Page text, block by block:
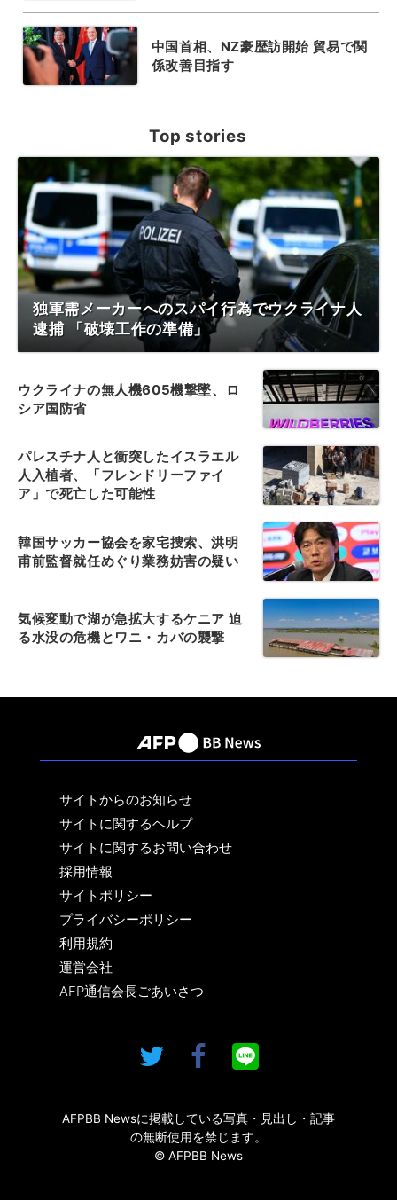
中国首相、NZ豪歴訪開始 貿易で関
係改善目指す
Top stories
独軍需メーカーへのスパイ行為でウクライナ人
逮捕 「破壊工作の準備」
ウクライナの無人機605機撃墜、ロ
シア国防省
パレスチナ人と衝突したイスラエル
人入植者、「フレンドリーファイ
ア」で死亡した可能性
韓国サッカー協会を家宅捜索、洪明
甫前監督就任めぐり業務妨害の疑い
気候変動で湖が急拡大するケニア 迫
る水没の危機とワニ・カバの襲撃
サイトからのお知らせ
サイトに関するヘルプ
サイトに関するお問い合わせ
採用情報
サイトポリシー
プライバシーポリシー
利用規約
運営会社
AFP通信会長ごあいさつ
AFPBB Newsに掲載している写真・見出し・記事
の無断使用を禁じます。
© AFPBB News